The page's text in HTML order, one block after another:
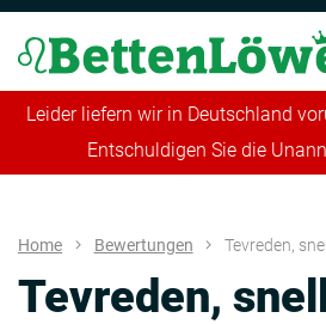
Leider liefern wir in Deutschland
Entschuldigen Sie die
Home Bewertungen Tevreden,
Tevreden,